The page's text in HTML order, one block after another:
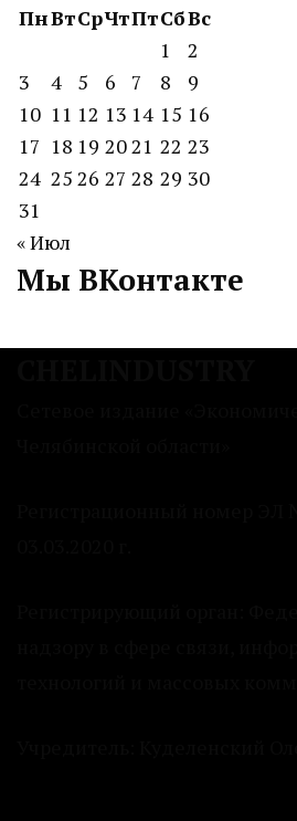
ПнВтСрЧтПтСбВс
1
2
3
4 5 6 7 8
9
10 11 12 13 14 15 16
17 18 19 2021 22 23
24 25 26 27 28 29 30
31
« Июл
Мы ВКонтакте